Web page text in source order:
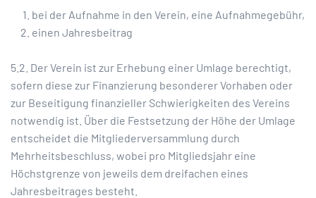
bei der Aufnahme in den Verein, eine Aufnahmegebühr,
einen Jahresbeitrag
5.2. Der Verein ist zur Erhebung einer Umlage berechtigt,
sofern diese zur Finanzierung besonderer Vorhaben oder
zur Beseitigung finanzieller Schwierigkeiten des Vereins
notwendig ist. Über die Festsetzung der Höhe der Umlage
entscheidet die Mitgliederversammlung durch
Mehrheitsbeschluss, wobei pro Mitgliedsjahr eine
Höchstgrenze von jeweils dem dreifachen eines
Jahresbeitrages besteht.